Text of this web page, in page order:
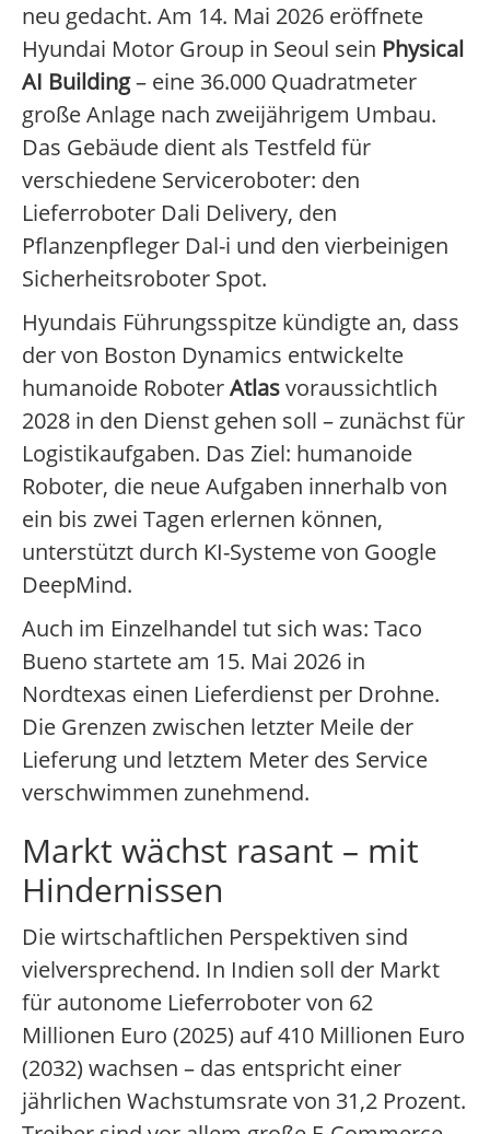
neu gedacht. Am 14. Mai 2026 eröffnete
Hyundai Motor Group in Seoul sein Physical
AI Building– eine 36.000 Quadratmeter
große Anlage nach zweijährigem Umbau.
Das Gebäude dient als Testfeld für
verschiedene Serviceroboter: den
Lieferroboter Dali Delivery, den
Pflanzenpfleger Dal-i und den vierbeinigen
Sicherheitsroboter Spot.
Hyundais Führungsspitze kündigte an, dass
der von Boston Dynamics entwickelte
humanoide RoboterAtlasvoraussichtlich
2028 in den Dienst gehen soll – zunächst für
Logistikaufgaben. Das Ziel: humanoide
Roboter, die neue Aufgaben innerhalb von
ein bis zwei Tagen erlernen können,
unterstützt durch KI-Systeme von Google
DeepMind.
Auch im Einzelhandel tut sich was: Taco
Bueno startete am 15. Mai 2026 in
Nordtexas einen Lieferdienst per Drohne.
Die Grenzen zwischen letzter Meile der
Lieferung und letztem Meter des Service
verschwimmen zunehmend.
Markt wächst rasant – mit
Hindernissen
Die wirtschaftlichen Perspektiven sind
vielversprechend. In Indien soll der Markt
für autonome Lieferroboter von 62
Millionen Euro (2025) auf 410 Millionen Euro
(2032) wachsen – das entspricht einer
jährlichen Wachstumsrate von 31,2 Prozent.